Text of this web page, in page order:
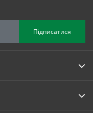
Підписатися